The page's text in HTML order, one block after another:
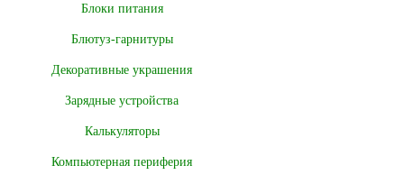
Блоки питания
Блютуз-гарнитуры
Декоративные украшения
Зарядные устройства
Калькуляторы
Компьютерная периферия